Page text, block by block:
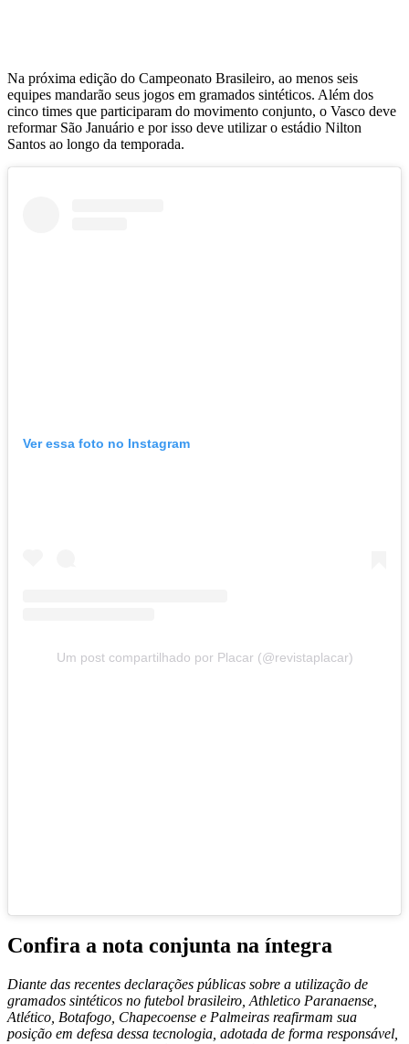
Na próxima edição do Campeonato Brasileiro, ao menos seis
equipes mandarão seus jogos em gramados sintéticos. Além dos
cinco times que participaram do movimento conjunto, o Vasco deve
reformar São Januário e por isso deve utilizar o estádio Nilton
Santos ao longo da temporada.
Ver essa foto no Instagram
Um post compartilhado por Placar (@revistaplacar)
Confira a nota conjunta na íntegra
Diante das recentes declarações públicas sobre a utilização de
gramados sintéticos no futebol brasileiro, Athletico Paranaense,
Atlético, Botafogo, Chapecoense e Palmeiras reafirmam sua
posição em defesa dessa tecnologia, adotada de forma responsável,